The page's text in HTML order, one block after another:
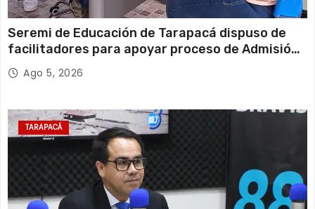
Seremi de Educación de Tarapacá dispuso de
facilitadores para apoyar proceso de Admisión
Escolar 2027
Ago 5, 2026
TARAPACÁ